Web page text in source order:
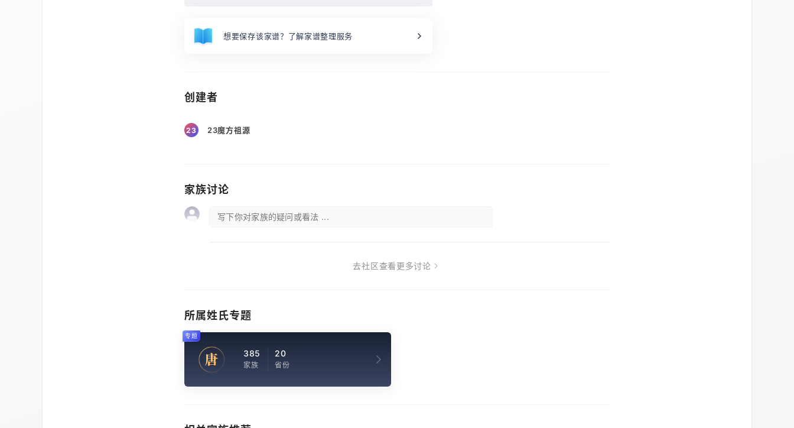
想要保存该家谱？了解家谱整理服务
创建者
23 23魔方祖源
家族讨论
写下你对家族的疑问或看法 ...
去社区查看更多讨论
所属姓氏专题
唐 385
家族
20
省份
专题